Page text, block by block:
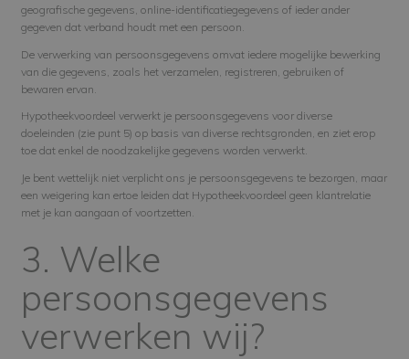
geografische gegevens, online-identificatiegegevens of ieder ander
gegeven dat verband houdt met een persoon.
De verwerking van persoonsgegevens omvat iedere mogelijke bewerking
van die gegevens, zoals het verzamelen, registreren, gebruiken of
bewaren ervan.
Hypotheekvoordeel verwerkt je persoonsgegevens voor diverse
doeleinden (zie punt 5) op basis van diverse rechtsgronden, en ziet erop
toe dat enkel de noodzakelijke gegevens worden verwerkt.
Je bent wettelijk niet verplicht ons je persoonsgegevens te bezorgen, maar
een weigering kan ertoe leiden dat Hypotheekvoordeel geen klantrelatie
met je kan aangaan of voortzetten.
3. Welke
persoonsgegevens
verwerken wij?